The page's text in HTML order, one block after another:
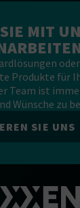
MIT
oder
Produkte für
Team ist
Wünsche zu
SIE UNS